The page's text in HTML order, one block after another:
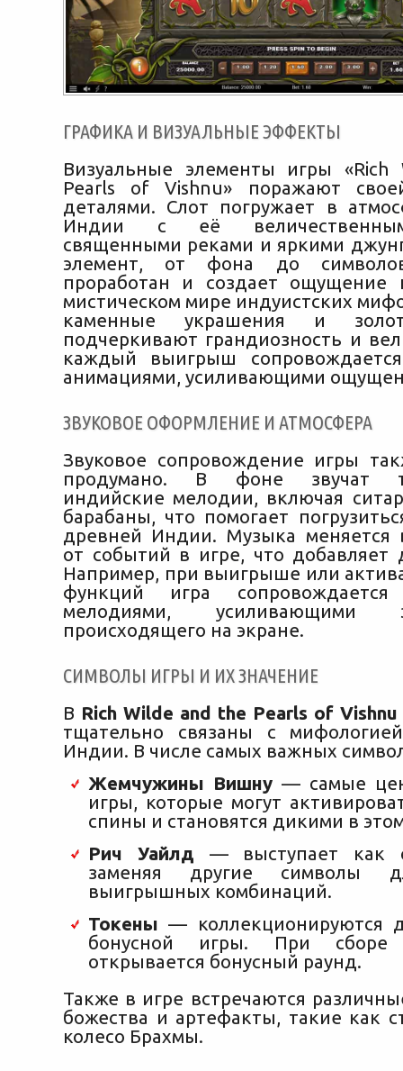
ГРАФИКА И ВИЗУАЛЬНЫЕ ЭФФЕКТЫ
Визуальные элементы игры
Pearls of Vishnu» поражают
деталями. Слот погружает в
Индии с её
священными реками и яркими
элемент, от фона до
проработан и создает ощущение
мистическом мире индуистских
каменные украшения и
подчеркивают грандиозность и
каждый выигрыш
анимациями, усиливающими
ЗВУКОВОЕ ОФОРМЛЕНИЕ И АТМОСФЕРА
Звуковое сопровождение игры
продумано. В фоне звучат
индийские мелодии, включая
барабаны, что помогает
древней Индии. Музыка меняется
от событий в игре, что добавляет
Например, при выигрыше или
функций игра
мелодиями,
происходящего на экране.
СИМВОЛЫ ИГРЫ И ИХ ЗНАЧЕНИЕ
В Rich Wilde and the Pearls of Vishnu
тщательно связаны с
Индии. В числе самых важных
Жемчужины Вишну — самые
игры, которые могут
спины и становятся дикими в
Рич Уайлд — выступает как
заменяя другие символы
выигрышных комбинаций.
Токены— коллекционируются
бонусной игры. При сборе
открывается бонусный раунд.
Также в игре встречаются
божества и артефакты, такие как
колесо Брахмы.